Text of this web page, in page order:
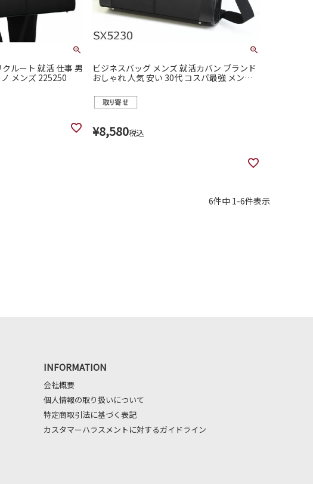
ルート 就活 仕事 男
メンズ 225250
ビジネスバッグ メンズ 就活カバン ブランド
おしゃれ 人気 安い 30代 コスパ最強 メンズ
ルートバッグ 男性 軽量 PCバッグ パソコン
入る SAXON 5230
¥8,580税込
6件中 1-6件表示
INFORMATION
会社概要
個人情報の取り扱いについて
特定商取引法に基づく表記
カスタマーハラスメントに対するガイドライン